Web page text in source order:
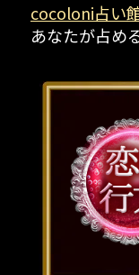
cocoloni占い
あなたが占め